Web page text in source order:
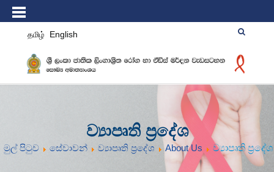
தமிழ் English
ව්‍යාපෘති ප්‍රදේශ
මුල් පිටුව සේවාවන් ව්‍යාපෘති ප්‍රදේශ About Us ව්‍යාපෘති ප්‍රදේශ